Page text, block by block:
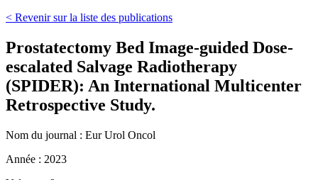
< Revenir sur la liste des publications
Prostatectomy Bed Image-guided Dose-
escalated Salvage Radiotherapy
(SPIDER): An International Multicenter
Retrospective Study.
Nom du journal : Eur Urol Oncol
Année : 2023